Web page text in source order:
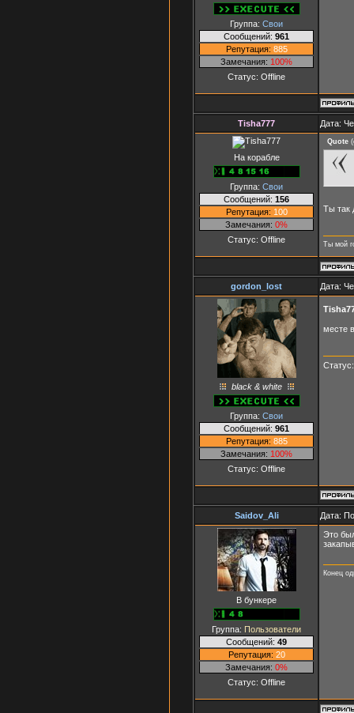
Группа: Свои
Сообщений: 961
Репутация: 885
Замечания: 100%
Статус: Offline
Tisha777 Дата:
На корабле
Группа: Свои
Сообщений: 156
Репутация: 100
Замечания: 0%
Статус: Offline
Quote (
Ты так
Ты мой
gordon_lost Дата:
black & white
Группа: Свои
Сообщений: 961
Репутация: 885
Замечания: 100%
Статус: Offline
месте
Saidov_Ali Дата:
В бункере
Группа: Пользователи
Сообщений: 49
Репутация: 20
Замечания: 0%
Статус: Offline
Это
Конец